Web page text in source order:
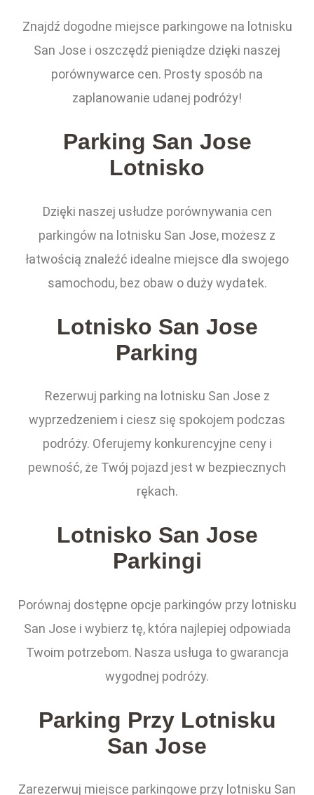
Znajdź dogodne miejsce parkingowe na lotnisku
San Jose i oszczędź pieniądze dzięki naszej
porównywarce cen. Prosty sposób na
zaplanowanie udanej podróży!
Parking San Jose
Lotnisko
Dzięki naszej usłudze porównywania cen
parkingów na lotnisku San Jose, możesz z
łatwością znaleźć idealne miejsce dla swojego
samochodu, bez obaw o duży wydatek.
Lotnisko San Jose
Parking
Rezerwuj parking na lotnisku San Jose z
wyprzedzeniem i ciesz się spokojem podczas
podróży. Oferujemy konkurencyjne ceny i
pewność, że Twój pojazd jest w bezpiecznych
rękach.
Lotnisko San Jose
Parkingi
Porównaj dostępne opcje parkingów przy lotnisku
San Jose i wybierz tę, która najlepiej odpowiada
Twoim potrzebom. Nasza usługa to gwarancja
wygodnej podróży.
Parking Przy Lotnisku
San Jose
Zarezerwuj miejsce parkingowe przy lotnisku San